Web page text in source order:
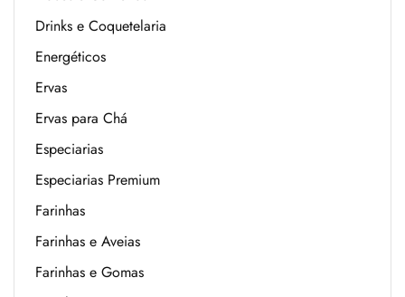
Drinks e Coquetelaria
Energéticos
Ervas
Ervas para Chá
Especiarias
Especiarias Premium
Farinhas
Farinhas e Aveias
Farinhas e Gomas